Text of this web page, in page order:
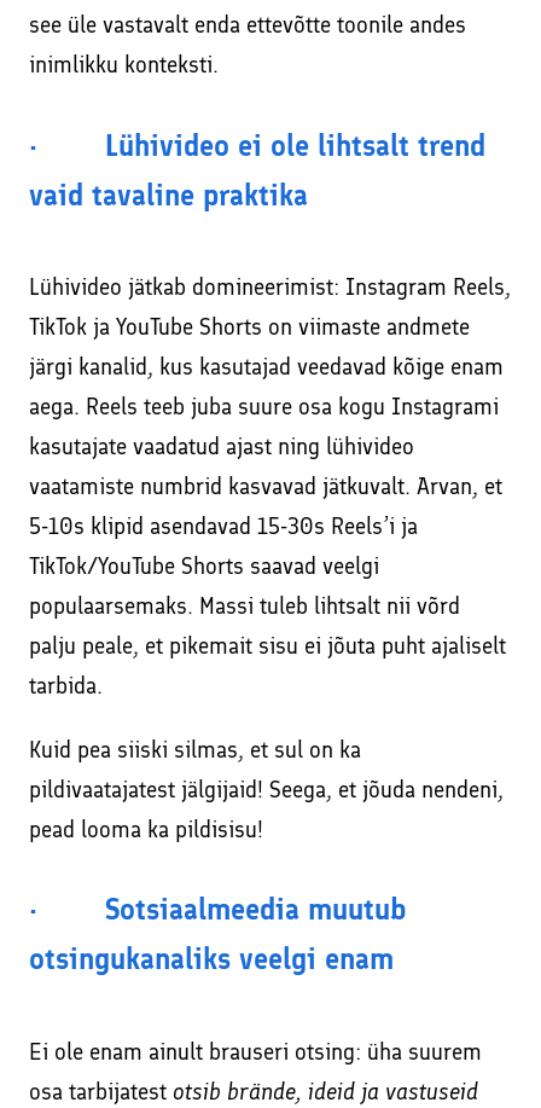
see üle vastavalt enda ettevõtte toonile andes
inimlikku konteksti.
· Lühivideo ei ole lihtsalt trend
vaid tavaline praktika
Lühivideo jätkab domineerimist: Instagram Reels,
TikTok ja YouTube Shorts on viimaste andmete
järgi kanalid, kus kasutajad veedavad kõige enam
aega. Reels teeb juba suure osa kogu Instagrami
kasutajate vaadatud ajast ning lühivideo
vaatamiste numbrid kasvavad jätkuvalt. Arvan, et
5-10s klipid asendavad 15-30s Reels’i ja
TikTok/YouTube Shorts saavad veelgi
populaarsemaks. Massi tuleb lihtsalt nii võrd
palju peale, et pikemait sisu ei jõuta puht ajaliselt
tarbida.
Kuid pea siiski silmas, et sul on ka
pildivaatajatest jälgijaid! Seega, et jõuda nendeni,
pead looma ka pildisisu!
· Sotsiaalmeedia muutub
otsingukanaliks veelgi enam
Ei ole enam ainult brauseri otsing: üha suurem
osa tarbijatest otsib brände, ideid ja vastuseid